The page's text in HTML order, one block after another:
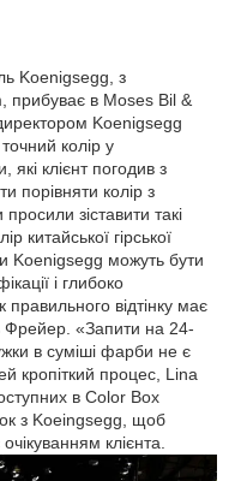
Koenigsegg, з
прибуває в Moses Bil &
Koenigsegg
колір у
які клієнт погодив з
порівняти колір з
зіставити такі
китайської гірської
Koenigsegg можуть бути
і глибоко
відтінку має
Фрейер. «Запити на 24-
в суміші фарби не є
кропіткий процес, Lina
в Color Box
з Koeingsegg, щоб
клієнта.